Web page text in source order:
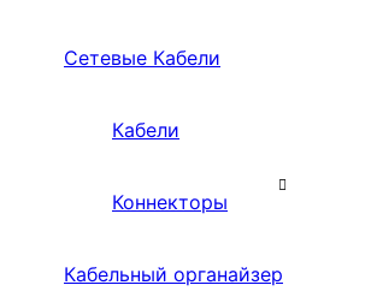
Сетевые Кабели
Кабели
Коннекторы
Кабельный органайзер